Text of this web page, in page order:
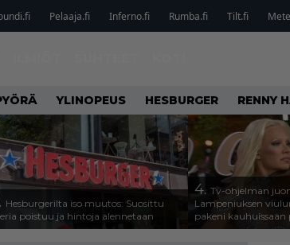
Pelaaja.fi Inferno.fi Rumba.fi Tilt.fi
YLINOPEUS HESBURGER RENNY
Hesburgerilta iso muutos: Suosittu
poistuu ja hintoja alennetaan
4. Tv-ohjelman
Lampeniuksen
pakeni kauhuissaan